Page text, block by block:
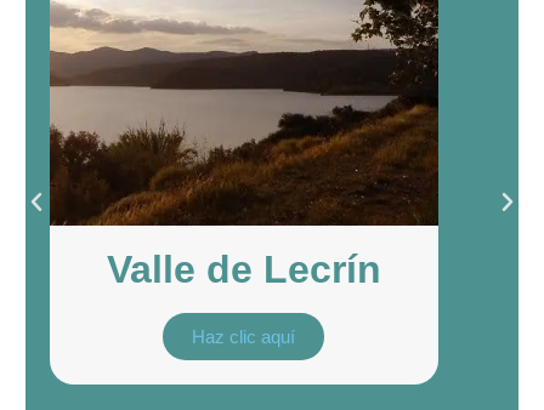
Valle de Lecrín
Haz clic aquí